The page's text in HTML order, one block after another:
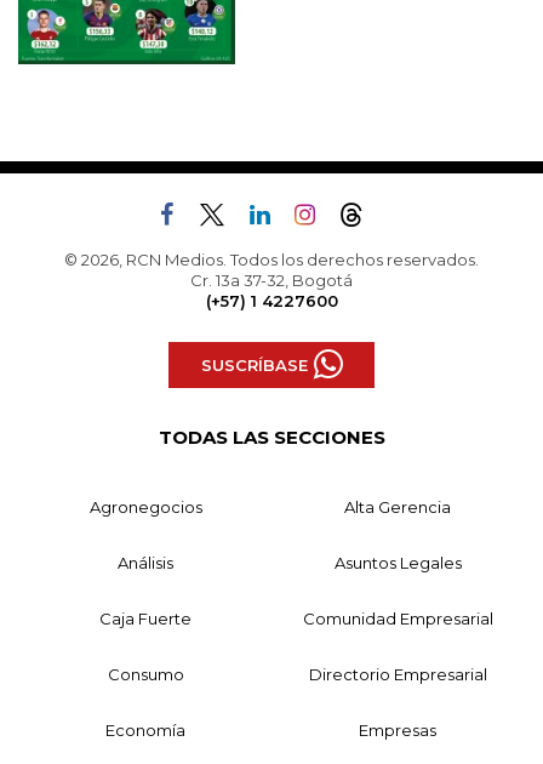
© 2026, RCN Medios. Todos los derechos reservados.
Cr. 13a 37-32, Bogotá
(+57) 1 4227600
SUSCRÍBASE
TODAS LAS SECCIONES
Agronegocios Alta Gerencia
Análisis Asuntos Legales
Caja Fuerte Comunidad Empresarial
Consumo Directorio Empresarial
Economía Empresas